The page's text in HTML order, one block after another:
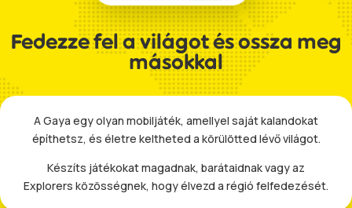
Fedezze fel a világot és ossza meg
másokkal
A Gaya egy olyan mobiljáték, amellyel saját kalandokat
építhetsz, és életre keltheted a körülötted lévő világot.
Készíts játékokat magadnak, barátaidnak vagy az
Explorers közösségnek, hogy élvezd a régió felfedezését.